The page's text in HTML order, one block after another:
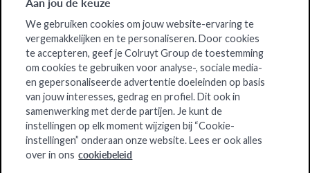
We gebruiken cookies om jouw website-ervaring te
vergemakkelijken en te personaliseren. Door cookies
te accepteren, geef je Colruyt Group de toestemming
om cookies te gebruiken voor analyse-, sociale media-
en gepersonaliseerde advertentie doeleinden op basis
van jouw interesses, gedrag en profiel. Dit ook in
samenwerking met derde partijen. Je kunt de
instellingen op elk moment wijzigen bij “Cookie-
instellingen” onderaan onze website. Lees er ook alles
over in ons cookiebeleid